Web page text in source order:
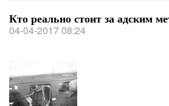
Кто реально стоит за адским
04-04-2017 08:24